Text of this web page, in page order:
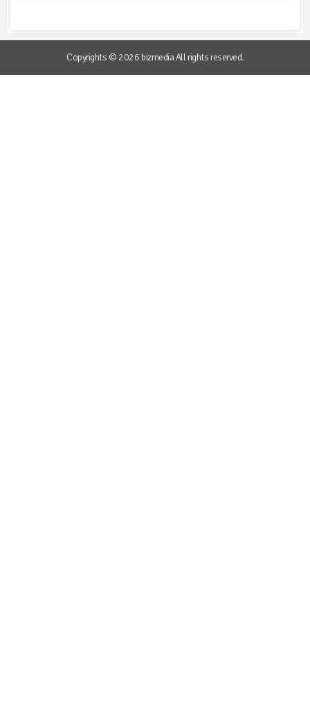
Copyrights © 2026 bizmedia All rights reserved.